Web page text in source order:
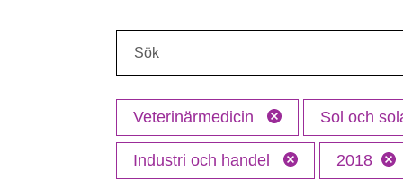
Veterinärmedicin Sol och
Industri och handel 2018